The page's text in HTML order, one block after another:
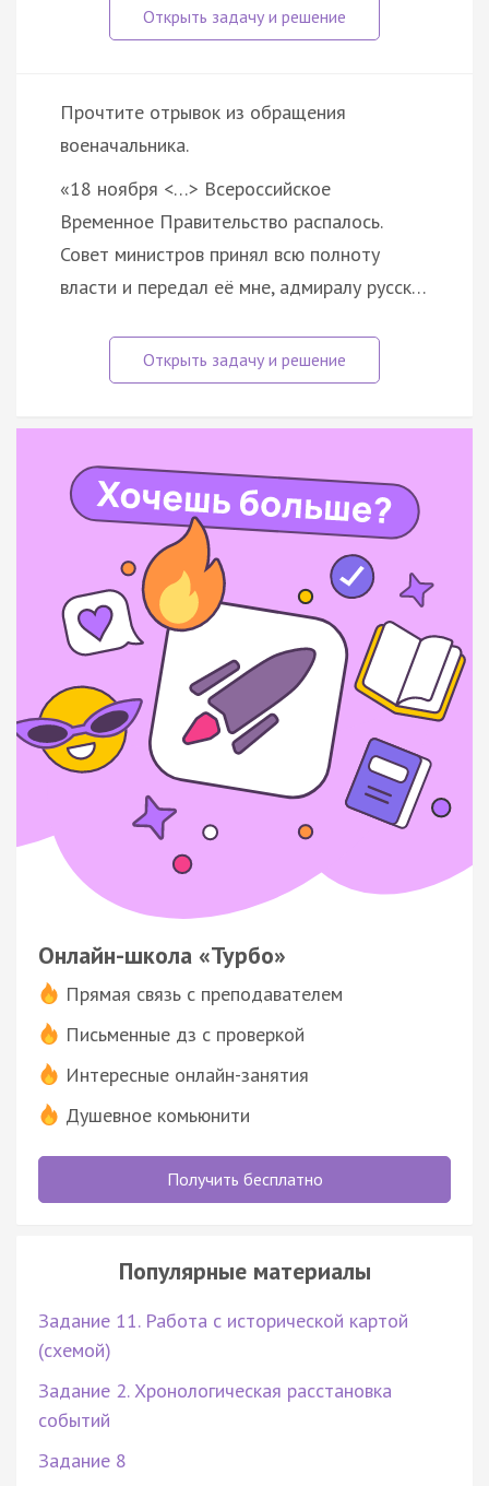
Прочтите отрывок из обращения
военачальника.
«18 ноября <…> Всероссийское
Временное Правительство распалось.
Совет министров принял всю полноту
власти и передал её мне, адмиралу русск…
Онлайн-школа «Турбо»
Прямая связь с преподавателем
Письменные дз с проверкой
Интересные онлайн-занятия
Душевное комьюнити
Получить бесплатно
Популярные материалы
Задание 11. Работа с исторической картой
(схемой)
Задание 2. Хронологическая расстановка
событий
Задание 8